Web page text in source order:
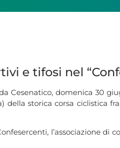
e tifosi nel
Cesenatico, domenica 30
storica corsa ciclistica
l’associazione di